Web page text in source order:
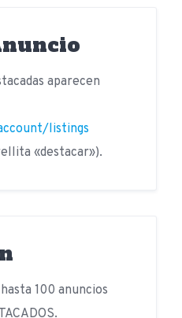
aparecen
listings
«destacar»).
100 anuncios